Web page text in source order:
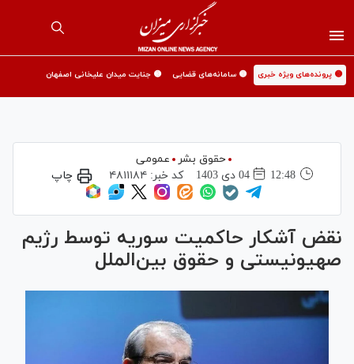
🟡 پرونده‌های ویژه خبری 🟡 سامانه‌های قضایی 🟡 جنایت میدان علیخانی اصفهان
حقوق بشر
عمومی
12:48
04 دی 1403 کد خبر:۴۸۱۱۱۸۴ چاپ
نقض آشکار حاکمیت سوریه توسط رژیم
صهیونیستی و حقوق بین‌الملل